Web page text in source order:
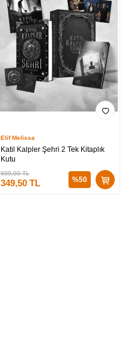
Elif Melissa
Katil Kalpler Şehri 2 Tek Kitaplık
Kutu
699,00TL
349,50 TL %50